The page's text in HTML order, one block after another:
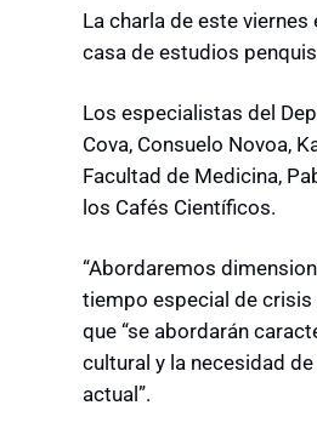
La charla de este
casa de estudios
Los especialistas del
Cova, Consuelo Novoa,
Facultad de Medicina,
los Cafés Científicos.
“Abordaremos
tiempo especial de crisis
que “se abordarán
cultural y la necesidad
actual”.